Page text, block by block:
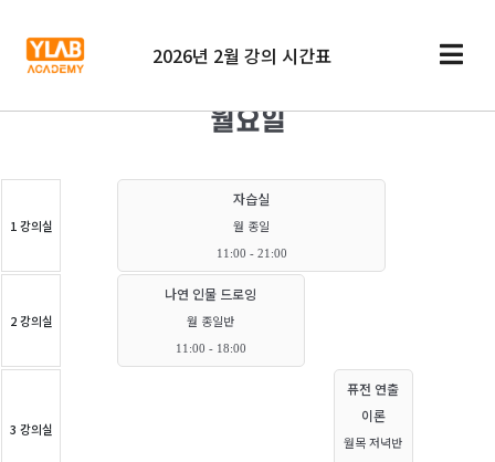
2026년 2월 강의 시간표
월요일
1 강의실
자습실
월 종일
11:00 - 21:00
2 강의실
나연 인물 드로잉
월 종일반
11:00 - 18:00
3 강의실
퓨전 연출
이론
월목 저녁반